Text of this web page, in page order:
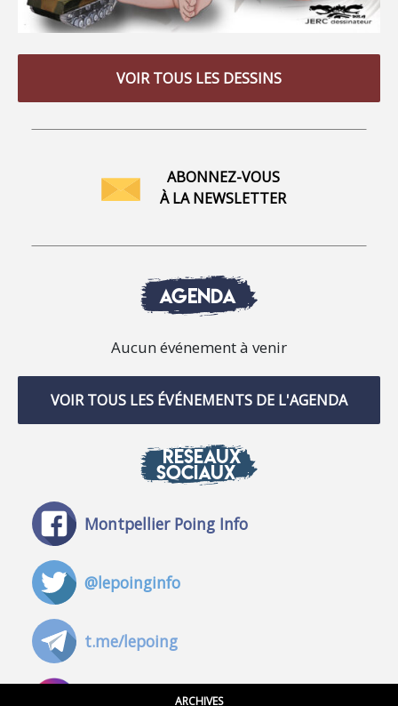
VOIR TOUS LES DESSINS
ABONNEZ-VOUS
À LA NEWSLETTER
AGENDA
Aucun événement à venir
VOIR TOUS LES ÉVÉNEMENTS DE L'AGENDA
RÉSEAUX
SOCIAUX
Montpellier Poing Info
@lepoinginfo
t.me/lepoing
@montpellierpoinginfo
ARCHIVES